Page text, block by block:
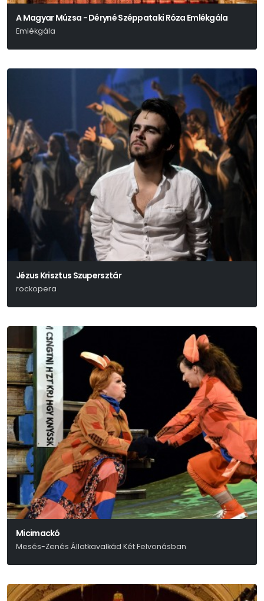
A Magyar Múzsa - Déryné Széppataki Róza Emlékgála
Emlékgála
Jézus Krisztus Szupersztár
rockopera
Micimackó
Mesés-Zenés Állatkavalkád Két Felvonásban